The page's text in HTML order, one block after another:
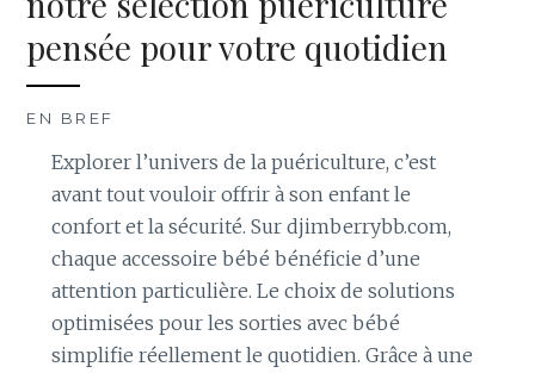
pensée pour votre quotidien
EN BREF
Explorer l’univers de la puériculture, c’est
avant tout vouloir offrir à son enfant le
confort et la sécurité. Sur djimberrybb.com,
chaque accessoire bébé bénéficie d’une
attention particulière. Le choix de solutions
optimisées pour les sorties avec bébé
simplifie réellement le quotidien. Grâce à une